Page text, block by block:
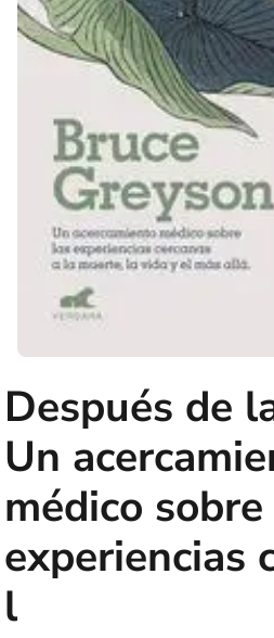
Después de
Un
médico
experiencias
l